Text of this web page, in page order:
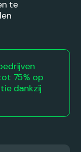
te
75% op
dankzij